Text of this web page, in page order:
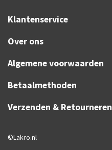
Klantenservice
Over ons
Algemene voorwaarden
Betaalmethoden
Verzenden & Retourneren
©Lakro.nl